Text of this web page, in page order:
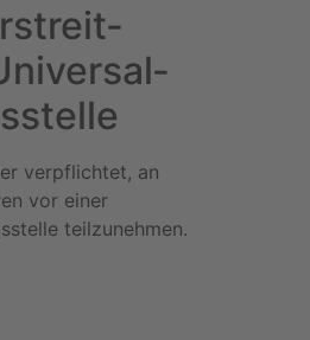
verpflichtet, an
vor einer
teilzunehmen.